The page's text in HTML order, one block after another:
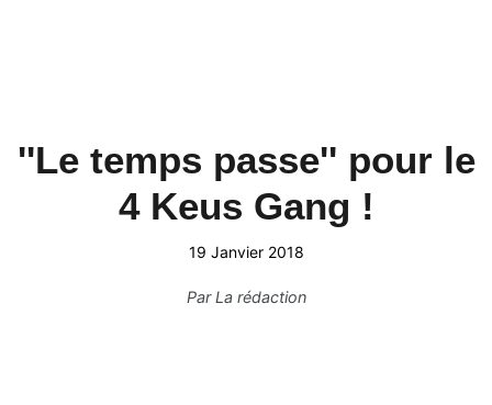
''Le temps passe'' pour le
4 Keus Gang !
19 Janvier 2018
ParLa rédaction